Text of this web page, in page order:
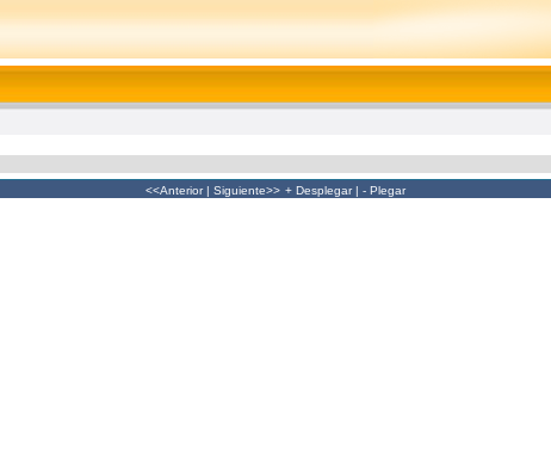
<<Anterior| Siguiente>> + Desplegar| - Plegar